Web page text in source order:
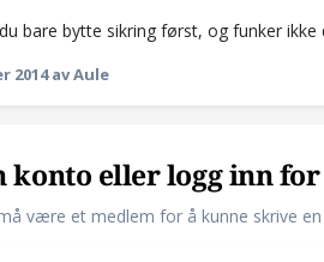
bare bytte sikring først, og funker ikke
2014av Aule
konto eller logg inn
være et medlem for å kunne skrive